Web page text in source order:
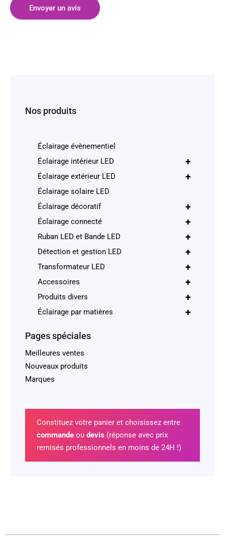
Envoyer un avis
Nos produits
Éclairage évènementiel
+
Éclairage intérieur LED
+
Éclairage extérieur LED
Éclairage solaire LED
+
Éclairage décoratif
+
Éclairage connecté
+
Ruban LED et Bande LED
+
Détection et gestion LED
+
Transformateur LED
+
Accessoires
+
Produits divers
+
Éclairage par matières
Pages spéciales
Meilleures ventes
Nouveaux produits
Marques
Constituez votre panier et choisissez entre
commandeou devis (réponse avec prix
remisés professionnels en moins de 24H !)